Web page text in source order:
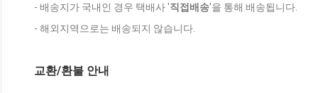
- 배송지가 국내인 경우 택배사 '직접배송'을 통해 배송됩니다.
- 해외지역으로는 배송되지 않습니다.
교환/환불 안내